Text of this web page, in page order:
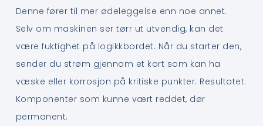
Denne fører til mer ødeleggelse enn noe annet.
Selv om maskinen ser tørr ut utvendig, kan det
være fuktighet på logikkbordet. Når du starter den,
sender du strøm gjennom et kort som kan ha
væske eller korrosjon på kritiske punkter. Resultatet:
Komponenter som kunne vært reddet, dør
permanent.